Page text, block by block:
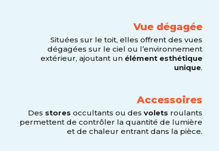
Vue dégagée
Situées sur le toit, elles offrent des vues
dégagées sur le ciel ou l’environnement
extérieur, ajoutant un élément esthétique
unique.
Accessoires
Des stores occultants ou desvolets roulants
permettent de contrôler la quantité de lumière
et de chaleur entrant dans la pièce.